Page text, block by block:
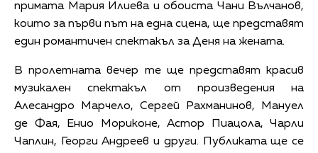
примата Мария Илиева и обоиста Чани Вълчанов,
които за първи път на една сцена, ще представят
един романтичен спектакъл за Деня на жената.
В пролетната вечер те ще представят красив
музикален спектакъл от произведения на
Алесандро Марчело, Сергей Рахманинов, Мануел
де Фая, Енио Мориконе, Астор Пиацола, Чарли
Чаплин, Георги Андреев и други. Публиката ще се